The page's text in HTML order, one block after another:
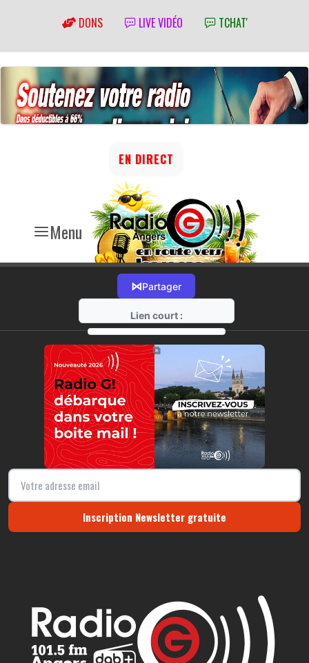
DONS LIVE VIDÉO TCHAT'
Menu
EN DIRECT
⋈Partager
Lien court :
https://radio-g.fr?20825
⧉
Inscription Newsletter gratuite